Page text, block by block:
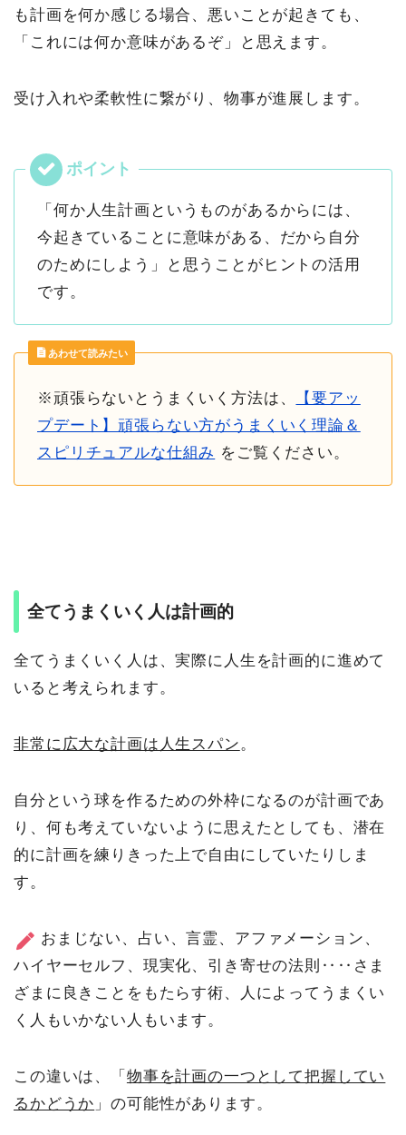
も計画を何か感じる場合、悪いことが起きても、
「これには何か意味があるぞ」と思えます。
受け入れや柔軟性に繋がり、物事が進展します。
「何か人生計画というものがあるからには、
今起きていることに意味がある、だから自分
のためにしよう」と思うことがヒントの活用
です。
あわせて読みたい
※頑張らないとうまくいく方法は、
【要アッ
プデート】頑張らない方がうまくいく理論＆
スピリチュアルな仕組み をご覧ください。
全てうまくいく人は計画的
全てうまくいく人は、実際に人生を計画的に進めて
いると考えられます。
非常に広大な計画は人生スパン 。
自分という球を作るための外枠になるのが計画であ
り、何も考えていないように思えたとしても、潜在
的に計画を練りきった上で自由にしていたりしま
す。
おまじない、占い、言霊、アファメーション、
ハイヤーセルフ、現実化、引き寄せの法則‥‥さま
ざまに良きことをもたらす術、人によってうまくい
く人もいかない人もいます。
この違いは、「 物事を計画の一つとして把握してい
るかどうか 」の可能性があります。